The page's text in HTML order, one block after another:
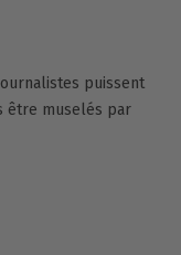
puissent
être muselés par